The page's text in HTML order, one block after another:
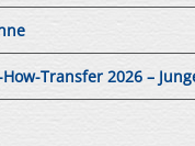
Transfer 2026 –